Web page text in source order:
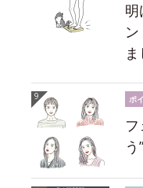
明
ま
ポ